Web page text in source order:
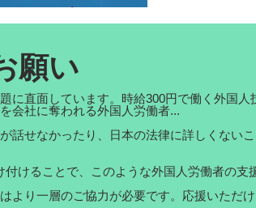
願い
に直面しています。時給300円で働く外国
会社に奪われる外国人労働者...
話せなかったり、日本の法律に詳しくない
けることで、このような外国人労働者の支
より一層のご協力が必要です。応援いただけ